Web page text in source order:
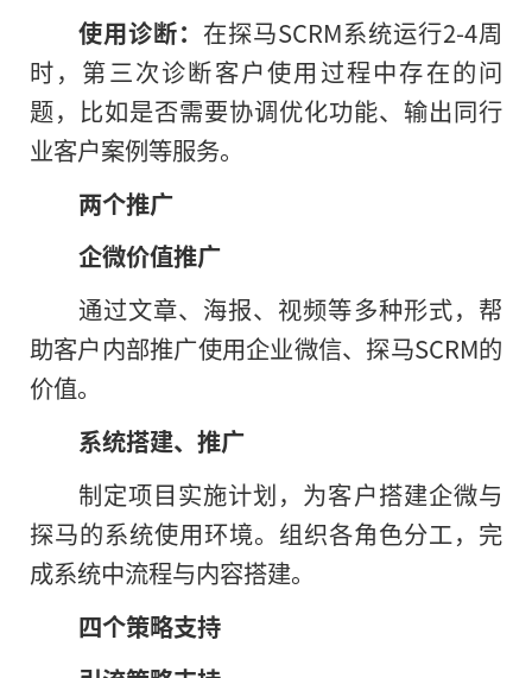
使用诊断： 在探马SCRM系统运行2-4周
时，第三次诊断客户使用过程中存在的问
题，比如是否需要协调优化功能、输出同行
业客户案例等服务。
两个推广
企微价值推广
通过文章、海报、视频等多种形式，帮
助客户内部推广使用企业微信、探马SCRM的
价值。
系统搭建、推广
制定项目实施计划， 为客户搭建企微与
探马的系统使用环境。组织各角色分工，完
成系统中流程与内容搭建。
四个策略支持